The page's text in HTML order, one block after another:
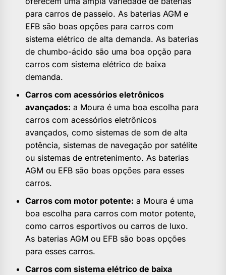
para carros de passeio. As baterias AGM e
EFB são boas opções para carros com
sistema elétrico de alta demanda. As baterias
de chumbo-ácido são uma boa opção para
carros com sistema elétrico de baixa
demanda.
Carros com acessórios eletrônicos
avançados: a Moura é uma boa escolha para
carros com acessórios eletrônicos
avançados, como sistemas de som de alta
potência, sistemas de navegação por satélite
ou sistemas de entretenimento. As baterias
AGM ou EFB são boas opções para esses
carros.
Carros com motor potente: a Moura é uma
boa escolha para carros com motor potente,
como carros esportivos ou carros de luxo.
As baterias AGM ou EFB são boas opções
para esses carros.
Carros com sistema elétrico de baixa